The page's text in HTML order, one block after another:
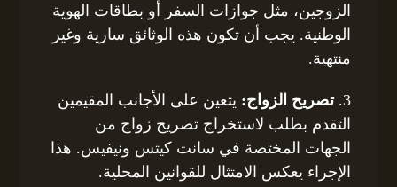
الزوجين، مثل جوازات السفر أو بطاقات الهوية
الوطنية. يجب أن تكون هذه الوثائق سارية وغير
منتهية.
3. تصريح الزواج: يتعين على الأجانب المقيمين
التقدم بطلب لاستخراج تصريح زواج من
الجهات المختصة في سانت كيتس ونيفيس. هذا
الإجراء يعكس الامتثال للقوانين المحلية.